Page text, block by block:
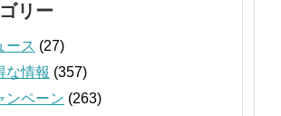
リー
ース (27)
な情報 (357)
ンペーン (263)